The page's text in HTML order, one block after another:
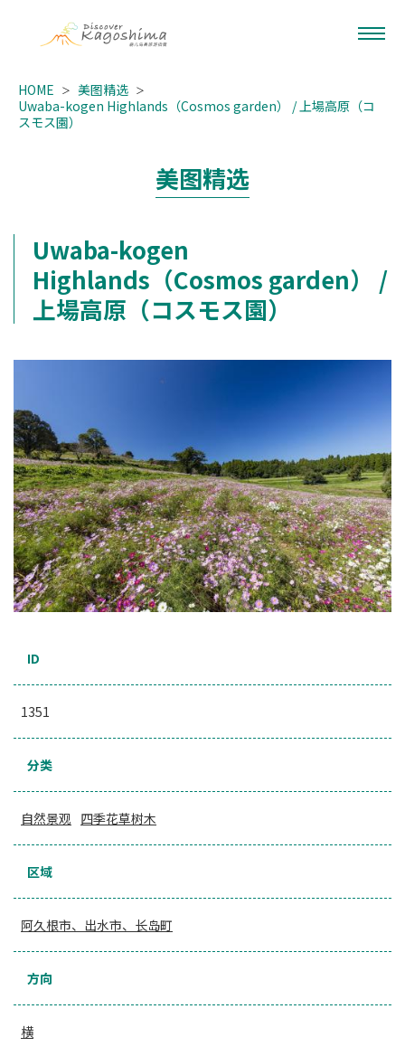
HOME
美图精选
Uwaba-kogen Highlands（Cosmos garden） / 上場高原（コ
スモス園）
美图精选
Uwaba-kogen
Highlands（Cosmos garden） /
上場高原（コスモス園）
ID
1351
分类
自然景观 四季花草树木
区域
阿久根市、出水市、长岛町
方向
横